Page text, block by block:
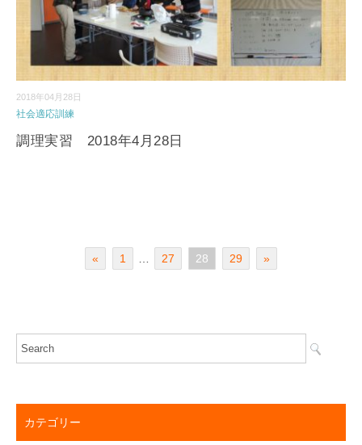
2018年04月28日
社会適応訓練
調理実習 2018年4月28日
« 1 27 28 29 »
カテゴリー